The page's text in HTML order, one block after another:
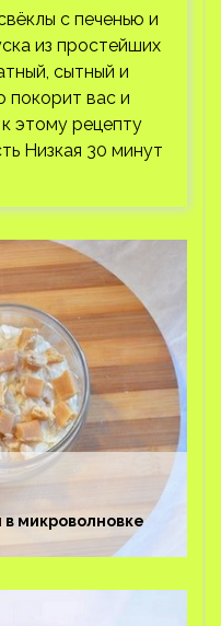
с печенью и
из простейших
сытный и
покорит вас и
этому рецепту
Низкая 30 минут
в микроволновке